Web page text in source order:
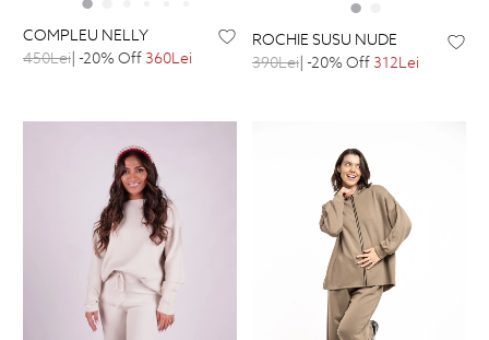
COMPLEU NELLY
450Lei| -20% Off360Lei
ROCHIE SUSU NUDE
390Lei | -20% Off312Lei